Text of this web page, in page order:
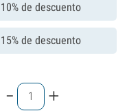
10% de descuento
15% de descuento
- +